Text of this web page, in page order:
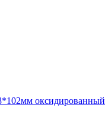
оксидированный